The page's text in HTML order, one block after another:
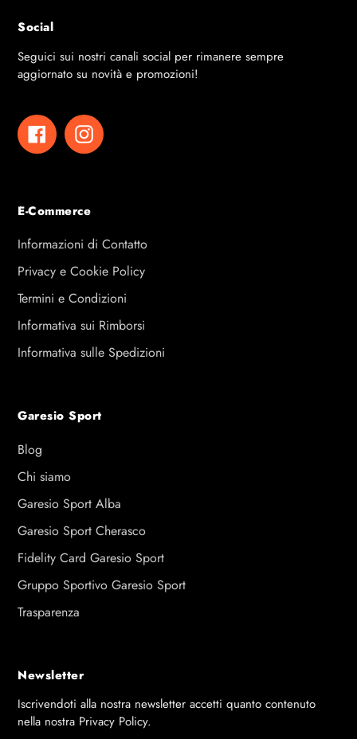
Social
Seguici sui nostri canali social per rimanere sempre
aggiornato su novità e promozioni!
FacebookInstagram
E-Commerce
Informazioni di Contatto
Privacy e Cookie Policy
Termini e Condizioni
Informativa sui Rimborsi
Informativa sulle Spedizioni
Garesio Sport
Blog
Chi siamo
Garesio Sport Alba
Garesio Sport Cherasco
Fidelity Card Garesio Sport
Gruppo Sportivo Garesio Sport
Trasparenza
Newsletter
Iscrivendoti alla nostra newsletter accetti quanto contenuto
nella nostra Privacy Policy.